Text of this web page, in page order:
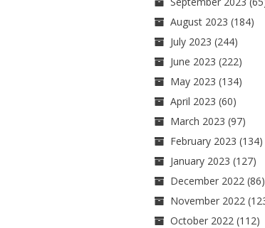
August 2023 (184)
July 2023 (244)
June 2023 (222)
May 2023 (134)
April 2023 (60)
March 2023 (97)
February 2023 (134)
January 2023 (127)
December 2022(86)
November 2022
October 2022(112)